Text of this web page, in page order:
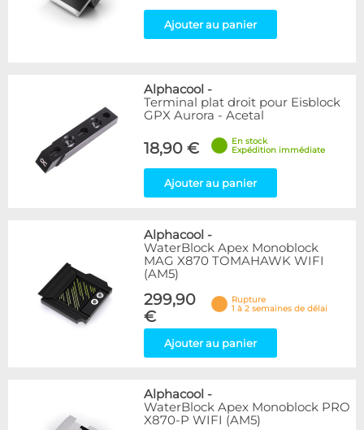
Ajouter au panier
Alphacool -
Terminal plat droit pour Eisblock
GPX Aurora - Acetal
18,90 €
En stock
Expédition immédiate
Ajouter au panier
Alphacool -
WaterBlock Apex Monoblock
MAG X870 TOMAHAWK WIFI
(AM5)
299,90
€
Rupture
1 à 2 semaines de délai
Ajouter au panier
Alphacool -
WaterBlock Apex Monoblock PRO
X870-P WIFI (AM5)